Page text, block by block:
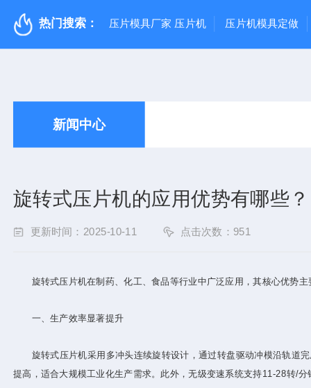
热门搜索： 压片模具厂家 压片机 压片机模具定做
新闻中心
旋转式压片机的应用优势有哪些？
更新时间：2025-10-11 点击次数：951
旋转式压片机在制药、化工、食品等行业中广泛应用，其核心优势主
一、生产效率显著提升‌
旋转式压片机采用多冲头连续旋转设计，通过转盘驱动冲模沿轨道完
提高，适合大规模工业化生产需求‌。此外，无级变速系统支持11-28转/